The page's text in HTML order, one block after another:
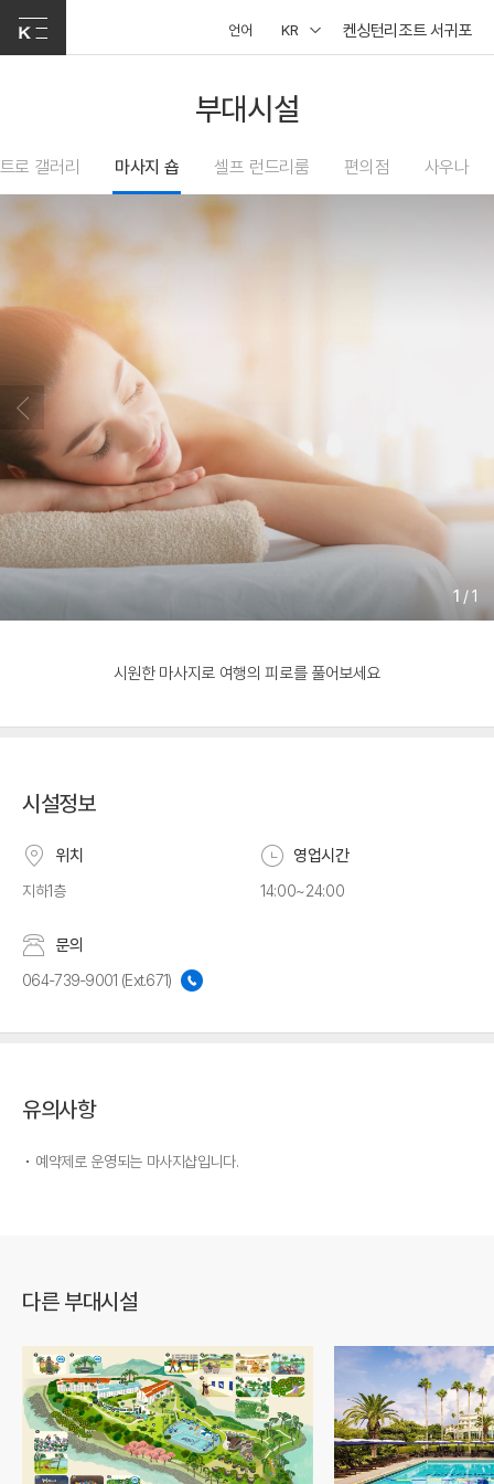
언어 KR 켄싱턴리조트 서귀포
부대시설
로 갤러리 마사지 숍 셀프 런드리룸 편의점 사우나
1 /1
시원한 마사지로 여행의 피로를 풀어보세요
시설정보
위치
지하1층
영업시간
14:00~24:00
문의
064-739-9001 (Ext.671)
유의사항
예약제로 운영되는 마사지샵입니다.
다른 부대시설